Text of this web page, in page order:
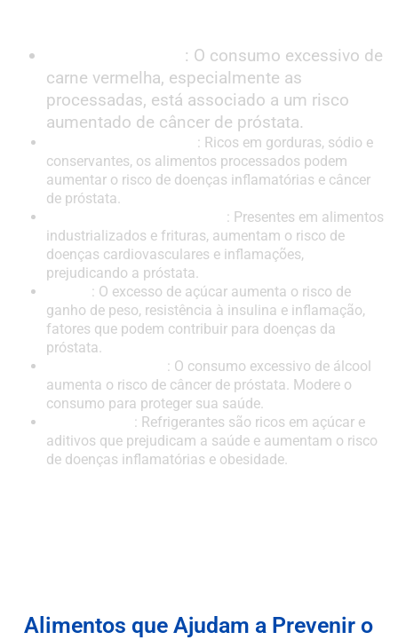
: O consumo excessivo de
carne vermelha, especialmente as
processadas, está associado a um risco
aumentado de câncer de próstata.
: Ricos em gorduras, sódio e
conservantes, os alimentos processados podem
aumentar o risco de doenças inflamatórias e câncer
de próstata.
: Presentes em alimentos
industrializados e frituras, aumentam o risco de
doenças cardiovasculares e inflamações,
prejudicando a próstata.
: O excesso de açúcar aumenta o risco de
ganho de peso, resistência à insulina e inflamação,
fatores que podem contribuir para doenças da
próstata.
: O consumo excessivo de álcool
aumenta o risco de câncer de próstata. Modere o
consumo para proteger sua saúde.
: Refrigerantes são ricos em açúcar e
aditivos que prejudicam a saúde e aumentam o risco
de doenças inflamatórias e obesidade.
Alimentos que Ajudam a Prevenir o